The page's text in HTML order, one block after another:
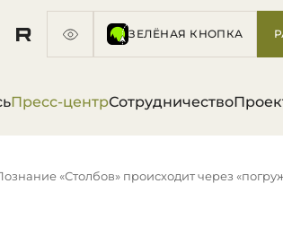
ЗЕЛЁНАЯ КНОПКА
Пресс-центрСотрудничество
«Столбов» происходит через